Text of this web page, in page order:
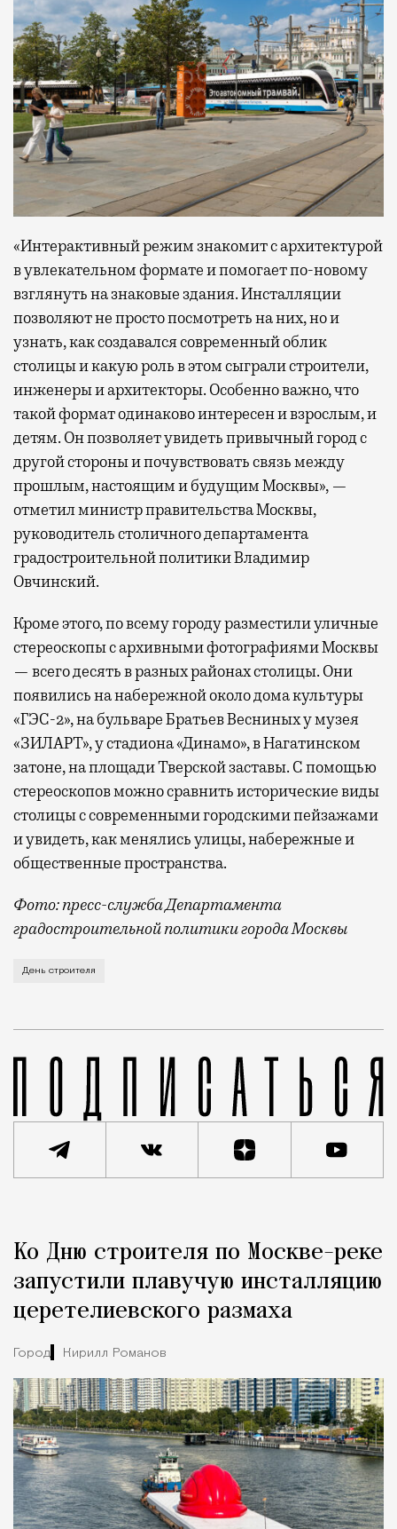
«Интерактивный режим знакомит с архитектурой
в увлекательном формате и помогает по-новому
взглянуть на знаковые здания. Инсталляции
позволяют не просто посмотреть на них, но и
узнать, как создавался современный облик
столицы и какую роль в этом сыграли строители,
инженеры и архитекторы. Особенно важно, что
такой формат одинаково интересен и взрослым, и
детям. Он позволяет увидеть привычный город с
другой стороны и почувствовать связь между
прошлым, настоящим и будущим Москвы», —
отметил министр правительства Москвы,
руководитель столичного департамента
градостроительной политики Владимир
Овчинский.
Кроме этого, по всему городу разместили уличные
стереоскопы с архивными фотографиями Москвы
— всего десять в разных районах столицы. Они
появились на набережной около дома культуры
«ГЭС-2», на бульваре Братьев Весниных у музея
«ЗИЛАРТ», у стадиона «Динамо», в Нагатинском
затоне, на площади Тверской заставы. С помощью
стереоскопов можно сравнить исторические виды
столицы с современными городскими пейзажами
и увидеть, как менялись улицы, набережные и
общественные пространства.
Фото: пресс-служба Департамента
градостроительной политики города Москвы
В этом году профессиональный праздник День
День строителя
Город
Ко Дню строителя по Москве-реке
запустили плавучую инсталляцию
церетелиевского размаха
Город Кирилл Романов